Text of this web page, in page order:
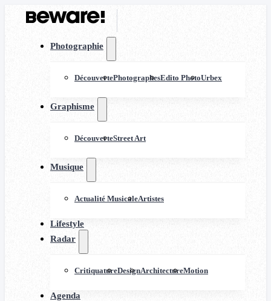
Photographie
DécouvertePhotographesEdito PhotoUrbex
Graphisme
DécouverteStreet Art
Musique
Actualité MusicaleArtistes
Lifestyle
Radar
CritiquatureDesignArchitectureMotion
Agenda